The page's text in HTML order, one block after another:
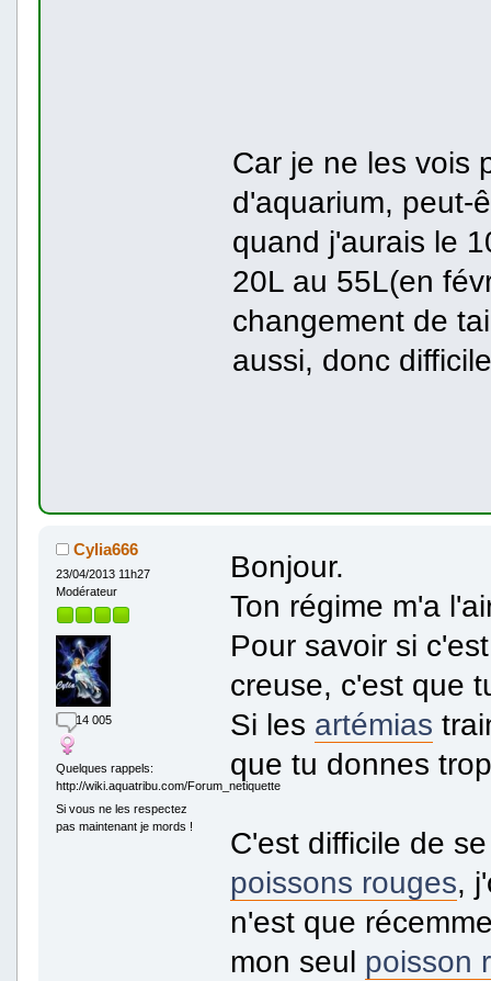
Car je ne les vois
d'aquarium, peut-
quand j'aurais le
20L au 55L(en
changement de
aussi, donc
Cylia666
23/04/2013 11h27
Modérateur
14 005
Quelques rappels:
http://wiki.aquatribu.com/Forum_netiquette
Si vous ne les respectez
pas maintenant je mords !
Bonjour.
Ton régime m'a
Pour savoir si
creuse, c'est que
Si les artémias
que tu donnes
C'est difficile de
poissons rouges,
n'est que
mon seul poisson